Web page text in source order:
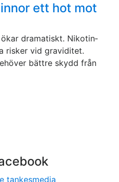
ett hot mot
dramatiskt. Nikotin­
risker vid graviditet.
bättre skydd från